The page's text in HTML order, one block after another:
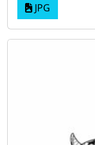
JPG